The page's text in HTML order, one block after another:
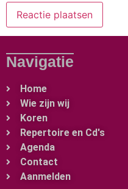
Navigatie
Home
Wie zijn wij
Koren
Repertoire en Cd's
Agenda
Contact
Aanmelden